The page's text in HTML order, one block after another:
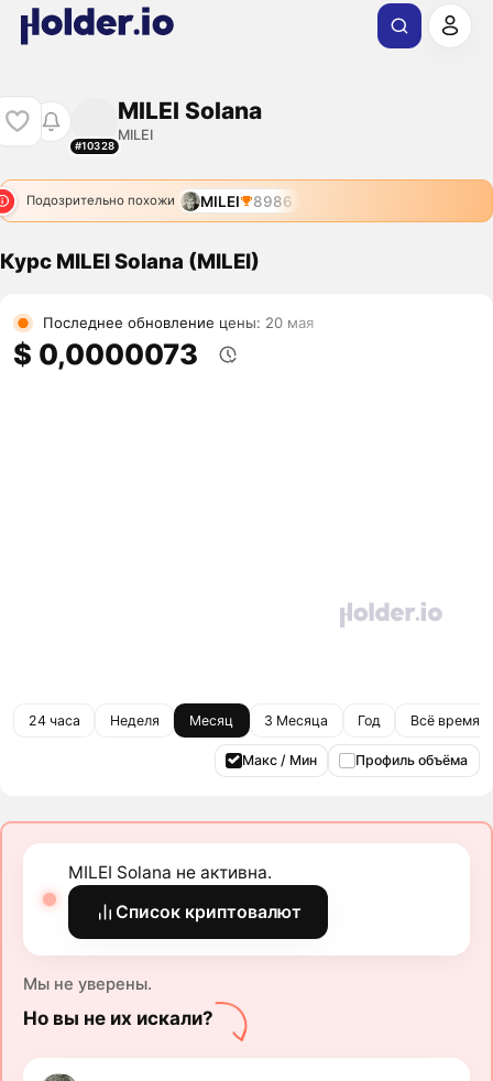
#10328
MILEI Solana
MILEI
Подозрительно похожи MILEI 8986
Курс MILEI Solana (MILEI)
Последнее обновление цены: 20 мая
$ 0,0000073
24 часа Неделя Месяц 3 Месяца Год Всё время
Макс / Мин Профиль объёма
MILEI Solana не активна.
Список криптовалют
Мы не уверены.
Но вы не их искали?